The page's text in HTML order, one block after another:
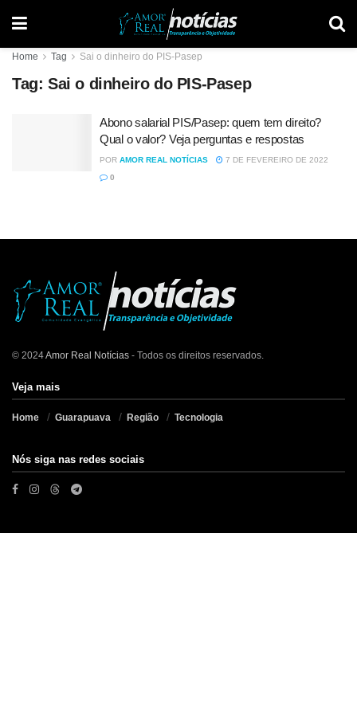
Home Tag Sai o dinheiro do PIS-Pasep
Tag: Sai o dinheiro do PIS-Pasep
Abono salarial PIS/Pasep: quem tem direito?
Qual o valor? Veja perguntas e respostas
POR AMOR REAL NOTÍCIAS
7 DE FEVEREIRO DE 2022
0
© 2024Amor Real Notícias - Todos os direitos reservados.
Veja mais
Home Guarapuava Região Tecnologia
Nós siga nas redes sociais